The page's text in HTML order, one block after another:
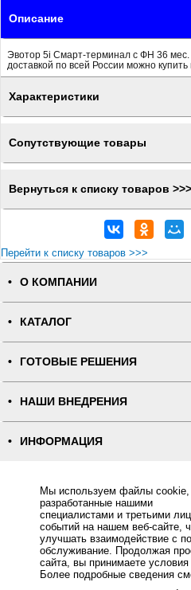
Мы используем файлы cookie,
разработанные нашими
специалистами и третьими
событий на нашем веб-сайте,
улучшать взаимодействие с
обслуживание. Продолжая
сайта, вы принимаете условия
Более подробные сведения
.
Описание
Эвотор 5i Смарт-терминал с ФН 36 мес.
доставкой по всей России можно купить
Характеристики
Сопутствующие товары
Вернуться к списку товаров >>>
Перейти к списку товаров >>>
О КОМПАНИИ
КАТАЛОГ
ГОТОВЫЕ РЕШЕНИЯ
НАШИ ВНЕДРЕНИЯ
ИНФОРМАЦИЯ
ПОЛНАЯ ВЕРСИЯ
Интернет-магазин "ПОСЛЭНД" - торгового
торговли,
Все права защищены, ООО
Политика
Основное: Эвотор Смарт-терминал без ФН по